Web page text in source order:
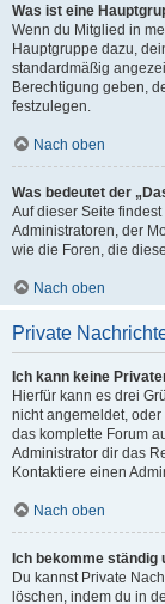
Was ist eine
Wenn du Mitglied in
Hauptgruppe dazu,
standardmäßig
Berechtigung geben,
festzulegen.
Nach oben
Was bedeutet der
Auf dieser Seite
Administratoren, der
wie die Foren, die
Nach oben
Private
Ich kann keine
Hierfür kann es drei
nicht angemeldet,
das komplette Forum
Administrator dir das
Kontaktiere einen
Nach oben
Ich bekomme
Du kannst Private
löschen, indem du in